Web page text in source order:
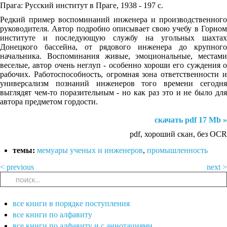
Прага: Русский институт в Праге, 1938 - 197 с.
Редкий пример воспоминаний инженера и производственного
руководителя. Автор подробно описывает свою учебу в Горном
институте и последующую службу на угольных шахтах
Донецкого бассейна, от рядового инженера до крупного
начальника. Воспоминания живые, эмоциональные, местами
веселые, автор очень неглуп - особенно хороши его суждения о
рабочих. Работоспособность, огромная зона ответственности и
универсализм познаний инженеров того времени сегодня
выглядят чем-то поразительным - но как раз это и не было для
автора предметом гордости.
скачать pdf 17 Mb »
pdf, хороший скан, без OCR
темы: мемуары ученых и инженеров, промышленность
< previous
next >
все книги в порядке поступления
все книги по алфавиту